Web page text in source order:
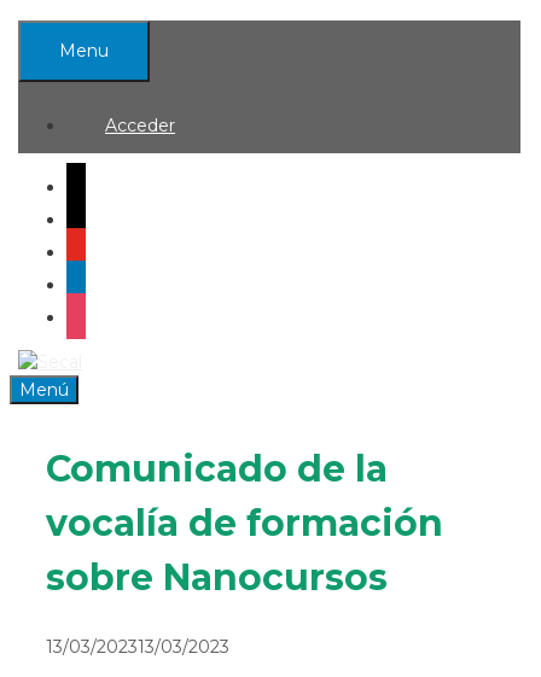
Saltar
Menu
Acceder
Menú
Comunicado de la
vocalía de formación
sobre Nanocursos
13/03/202313/03/2023